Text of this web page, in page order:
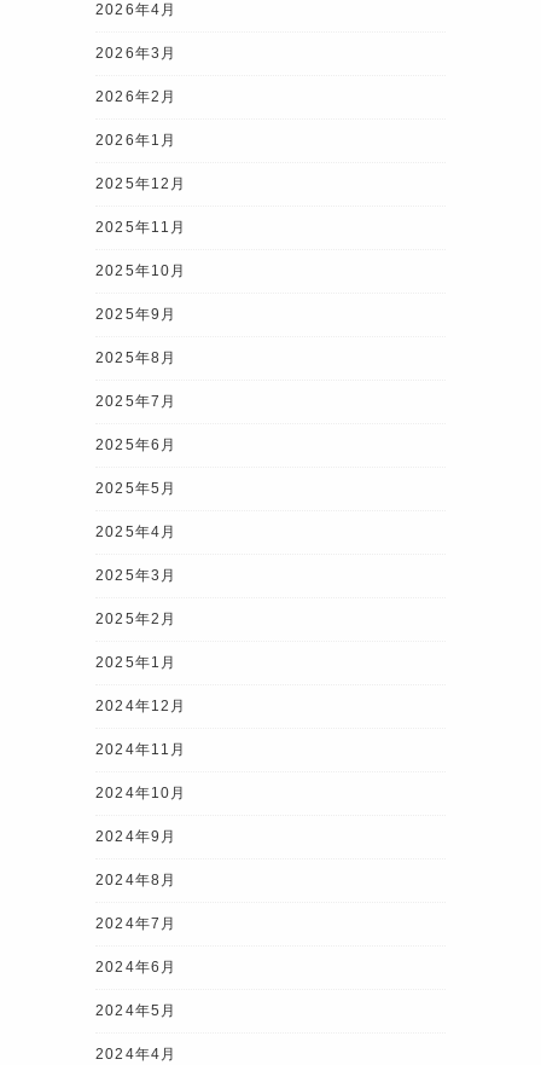
2026年4月
2026年3月
2026年2月
2026年1月
2025年12月
2025年11月
2025年10月
2025年9月
2025年8月
2025年7月
2025年6月
2025年5月
2025年4月
2025年3月
2025年2月
2025年1月
2024年12月
2024年11月
2024年10月
2024年9月
2024年8月
2024年7月
2024年6月
2024年5月
2024年4月